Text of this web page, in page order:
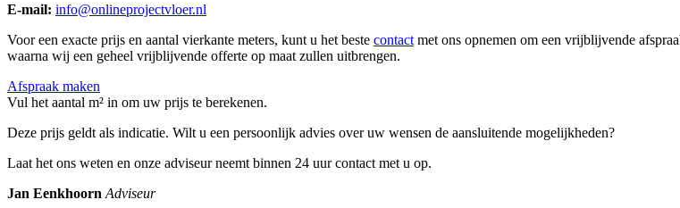
E-mail: info@onlineprojectvloer.nl
Voor een exacte prijs en aantal vierkante meters, kunt u het beste contact met ons opnemen om een vrijblijvende
waarna wij een geheel vrijblijvende offerte op maat zullen uitbrengen.
Afspraak maken
Vul het aantal m² in om uw prijs te berekenen.
Deze prijs geldt als indicatie. Wilt u een persoonlijk advies over uw wensen de aansluitende mogelijkheden?
Laat het ons weten en onze adviseur neemt binnen 24 uur contact met u op.
Jan Eenkhoorn Adviseur